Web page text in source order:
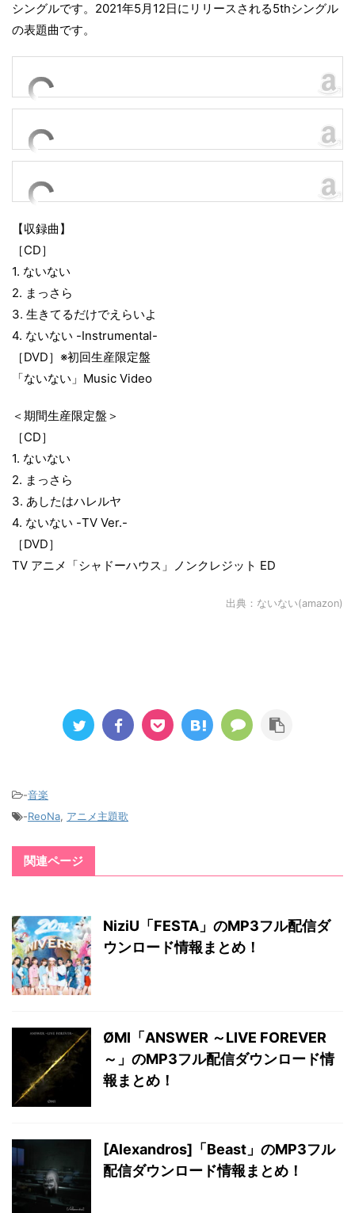
シングルです。2021年5月12日にリリースされる5thシングル
の表題曲です。
【収録曲】
［CD］
1. ないない
2. まっさら
3. 生きてるだけでえらいよ
4. ないない -Instrumental-
［DVD］※初回生産限定盤
「ないない」Music Video
＜期間生産限定盤＞
［CD］
1. ないない
2. まっさら
3. あしたはハレルヤ
4. ないない -TV Ver.-
［DVD］
TV アニメ「シャドーハウス」ノンクレジット ED
出典： ないない(amazon)
-音楽
-ReoNa, アニメ主題歌
関連ページ
NiziU「FESTA」のMP3フル配信ダ
ウンロード情報まとめ！
ØMI「ANSWER ～LIVE FOREVER
～」のMP3フル配信ダウンロード情
報まとめ！
[Alexandros]「Beast」のMP3フル
配信ダウンロード情報まとめ！